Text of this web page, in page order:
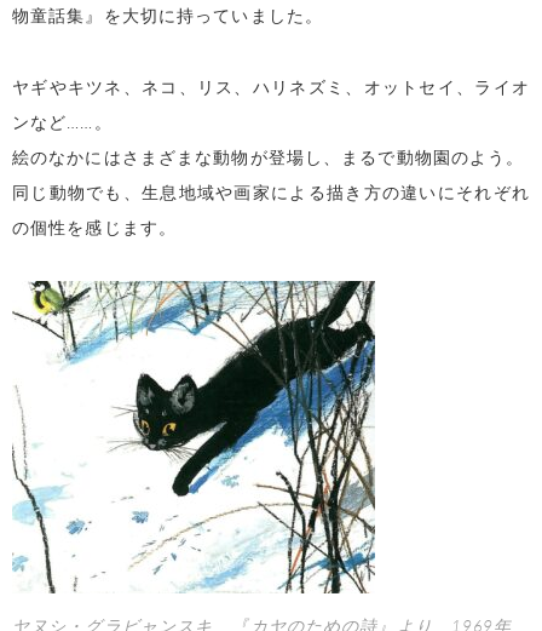
物童話集』を大切に持っていました。
ヤギやキツネ、ネコ、リス、ハリネズミ、オットセイ、ライオ
ンなど……。
絵のなかにはさまざまな動物が登場し、まるで動物園のよう。
同じ動物でも、生息地域や画家による描き方の違いにそれぞれ
の個性を感じます。
ヤヌシ・グラビャンスキ 『カヤのための詩』より 1969年